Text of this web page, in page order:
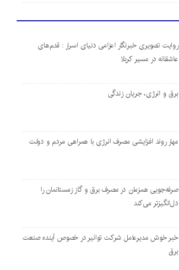
روایت تصویری خبرنگار اعزامی دنیای اسرار : قدم‌های
عاشقانه در مسیر کربلا
برق و انرژی، جریان زندگی
مهار روند افزایشی مصرف انرژی با همراهی مردم و دولت
صرفه‌جویی همزمان در مصرف برق و گاز زمستانمان را
دل‌انگیزتر می‌کند
خبر خوش مدیرعامل شرکت توانیر در خصوص آینده صنعت
برق